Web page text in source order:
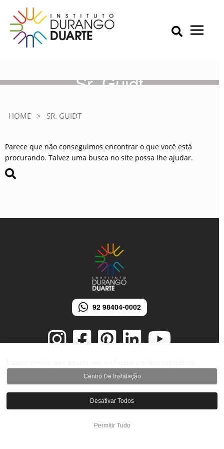
content
IDD – Instituto Durango Duarte
Instituto Durango Duarte
Primary Menu
Sr. Guidt
HOME > SR. GUIDT
Parece que não conseguimos encontrar o que você está
procurando. Talvez uma busca no site possa lhe ajudar.
92 98404-0002
© 2026 Instituto Durango Duarte - Todos os direitos reservados.
Desenvolvido por iMarketing Agência Digital
Centro De Instalação
Desativar Todos
Permitir Tudo